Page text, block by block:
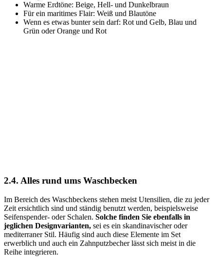
Warme Erdtöne: Beige, Hell- und Dunkelbraun
Für ein maritimes Flair: Weiß und Blautöne
Wenn es etwas bunter sein darf: Rot und Gelb, Blau und
Grün oder Orange und Rot
2.4. Alles rund ums Waschbecken
Im Bereich des Waschbeckens stehen meist Utensilien, die zu jeder
Zeit ersichtlich sind und ständig benutzt werden, beispielsweise
Seifenspender- oder Schalen. Solche finden Sie ebenfalls in
jeglichen Designvarianten, sei es ein skandinavischer oder
mediterraner Stil. Häufig sind auch diese Elemente im Set
erwerblich und auch ein Zahnputzbecher lässt sich meist in die
Reihe integrieren.